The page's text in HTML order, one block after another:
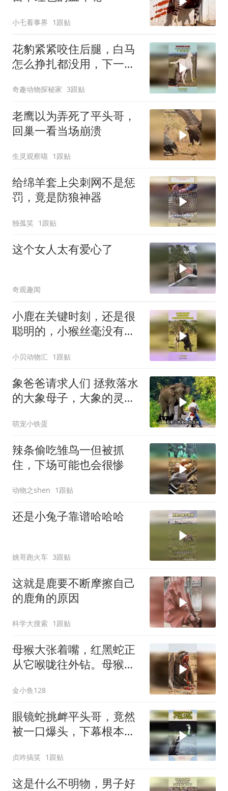
小乇看事界 1跟贴
花豹紧紧咬住后腿，白马
怎么挣扎都没用，下一幕
奇趣动物探秘家 3跟贴
老鹰以为弄死了平头哥，
回巢一看当场崩溃
生灵观察喵 1跟贴
给绵羊套上尖刺网不是惩
罚，竟是防狼神器
独孤笑 1跟贴
这个女人太有爱心了
奇观趣闻
小鹿在关键时刻，还是很
聪明的，小猴丝毫没有察
小贝动物汇 1跟贴
象爸爸请求人们 拯救落水
的大象母子，大象的灵性
萌宠小铁蛋
辣条偷吃雏鸟一但被抓
住，下场可能也会很惨
动物之shen 1跟贴
还是小兔子靠谱哈哈哈
姚哥跑火车 3跟贴
这就是鹿要不断摩擦自己
的鹿角的原因
科学大搜索 1跟贴
母猴大张着嘴，红黑蛇正
从它喉咙往外钻。母猴表
金小鱼128
眼镜蛇挑衅平头哥，竟然
被一口爆头，下幕根本不
贞吟搞笑 1跟贴
这是什么不明物，男子好